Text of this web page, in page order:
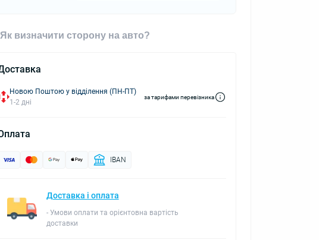
Як визначити сторону на авто?
Новою Поштою у відділення (ПН-ПТ)
1-2 дні
за тарифами перевізника
IBAN
Доставка і оплата
- Умови оплати та орієнтовна вартість
доставки